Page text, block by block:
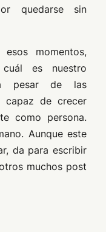
quedarse sin
momentos,
es nuestro
pesar de las
capaz de crecer
como persona.
Aunque este
da para escribir
muchos post